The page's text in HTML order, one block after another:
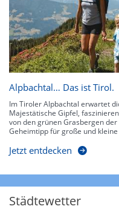
Alpbachtal… Das ist Tirol.
Im Tiroler Alpbachtal erwartet
Majestätische Gipfel,
von den grünen Grasbergen
Geheimtipp für große und
Jetzt entdecken
Städtewetter